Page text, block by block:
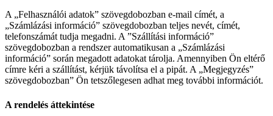
A „Felhasználói adatok” szövegdobozban e-mail címét, a
„Számlázási információ” szövegdobozban teljes nevét, címét,
telefonszámát tudja megadni. A ”Szállítási információ”
szövegdobozban a rendszer automatikusan a „Számlázási
információ” során megadott adatokat tárolja. Amennyiben Ön eltérő
címre kéri a szállítást, kérjük távolítsa el a pipát. A „Megjegyzés”
szövegdobozban” Ön tetszőlegesen adhat meg további információt.
A rendelés áttekintése